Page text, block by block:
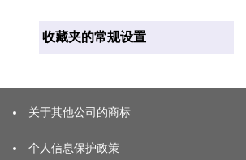
收藏夹的常规设置
关于其他公司的商标
个人信息保护政策